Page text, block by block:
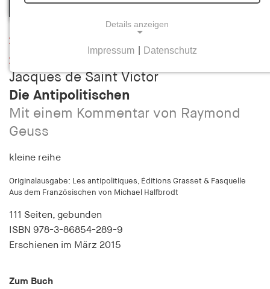
Jacques de Saint Victor
Die Antipolitischen
Mit einem Kommentar von Raymond
Geuss
kleine reihe
Originalausgabe: Les antipolitiques, Éditions Grasset & Fasquelle
Aus dem Französischen von Michael Halfbrodt
111 Seiten, gebunden
ISBN 978-3-86854-289-9
Erschienen im März 2015
Zum Buch
Details anzeigen
Notwendige Cookies helfen dabei, eine Webseite
nutzbar zu machen, indem sie Grundfunktionen
wie Seitennavigation und Zugriff auf sichere
Bereiche der Webseite ermöglichen. Die Webseite
kann ohne diese Cookies nicht richtig
cookie_consent
cookie_consent
Impressum Datenschutz